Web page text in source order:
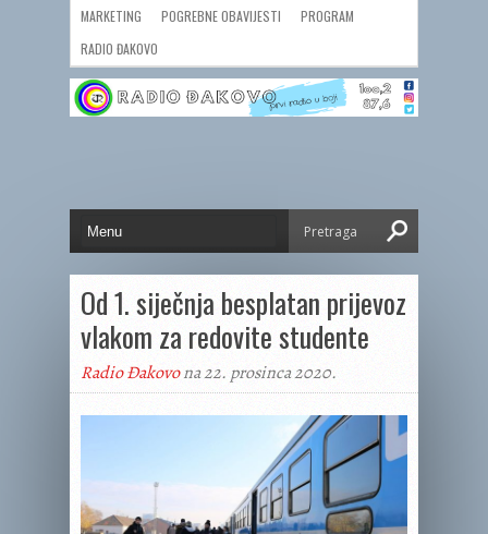
MARKETING POGREBNE OBAVIJESTI
PROGRAM
RADIO ĐAKOVO
Od 1. siječnja besplatan prijevoz
vlakom za redovite studente
Radio Đakovona 22. prosinca 2020.